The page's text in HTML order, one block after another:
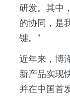
研发。其中
的协同，是
键。
近年来，博
新产品实现
并在中国首